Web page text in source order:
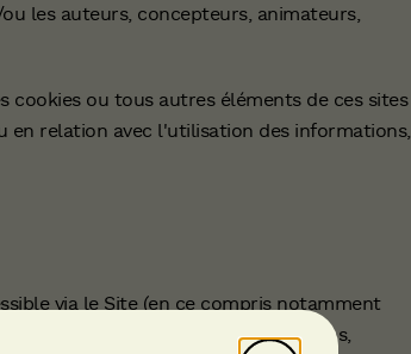
les auteurs, concepteurs, animateurs,
cookies ou tous autres éléments de ces sites
en relation avec l'utilisation des informations,
via le Site (en ce compris notamment
Site, les textes, images, sons, logos,